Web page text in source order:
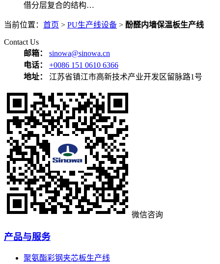
借分层复合的结构…
当前位置： 首页 > PU生产线设备 > 酚醛内墙保温板生产线
Contact Us
邮箱：
sinowa@sinowa.cn
电话：
+0086 151 0610 6366
地址：
江苏省镇江市高新技术产业开发区留脉路1号
微信咨询
产品与服务
聚氨酯彩钢夹芯板生产线